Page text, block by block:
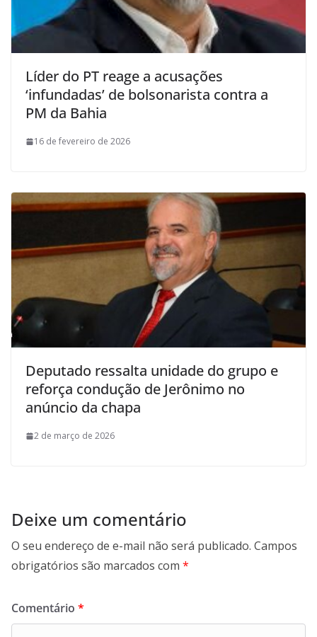
Líder do PT reage a acusações
‘infundadas’ de bolsonarista contra a
PM da Bahia
16 de fevereiro de 2026
Deputado ressalta unidade do grupo e
reforça condução de Jerônimo no
anúncio da chapa
2 de março de 2026
Deixe um comentário
O seu endereço de e-mail não será publicado. Campos
obrigatórios são marcados com *
Comentário *